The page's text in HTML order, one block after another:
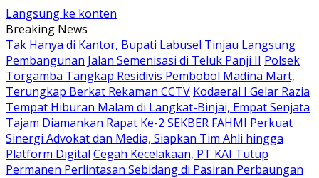
Langsung ke konten
Breaking News
Tak Hanya di Kantor, Bupati Labusel Tinjau Langsung
Pembangunan Jalan Semenisasi di Teluk Panji II Polsek
Torgamba Tangkap Residivis Pembobol Madina Mart,
Terungkap Berkat Rekaman CCTV Kodaeral I Gelar Razia
Tempat Hiburan Malam di Langkat-Binjai, Empat Senjata
Tajam Diamankan Rapat Ke-2 SEKBER FAHMI Perkuat
Sinergi Advokat dan Media, Siapkan Tim Ahli hingga
Platform Digital Cegah Kecelakaan, PT KAI Tutup
Permanen Perlintasan Sebidang di Pasiran Perbaungan